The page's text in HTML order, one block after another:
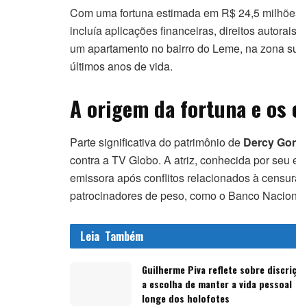
Com uma fortuna estimada em R$ 24,5
incluía aplicações financeiras, direitos
um apartamento no bairro do Leme, na zona
últimos anos de vida.
A origem da fortuna e
Parte significativa do patrimônio de Dercy
contra a TV Globo. A atriz, conhecida por
emissora após conflitos relacionados à
patrocinadores de peso, como o Banco
Leia Também
Guilherme Piva reflete sobre
a escolha de manter a vida pessoal
longe dos holofotes